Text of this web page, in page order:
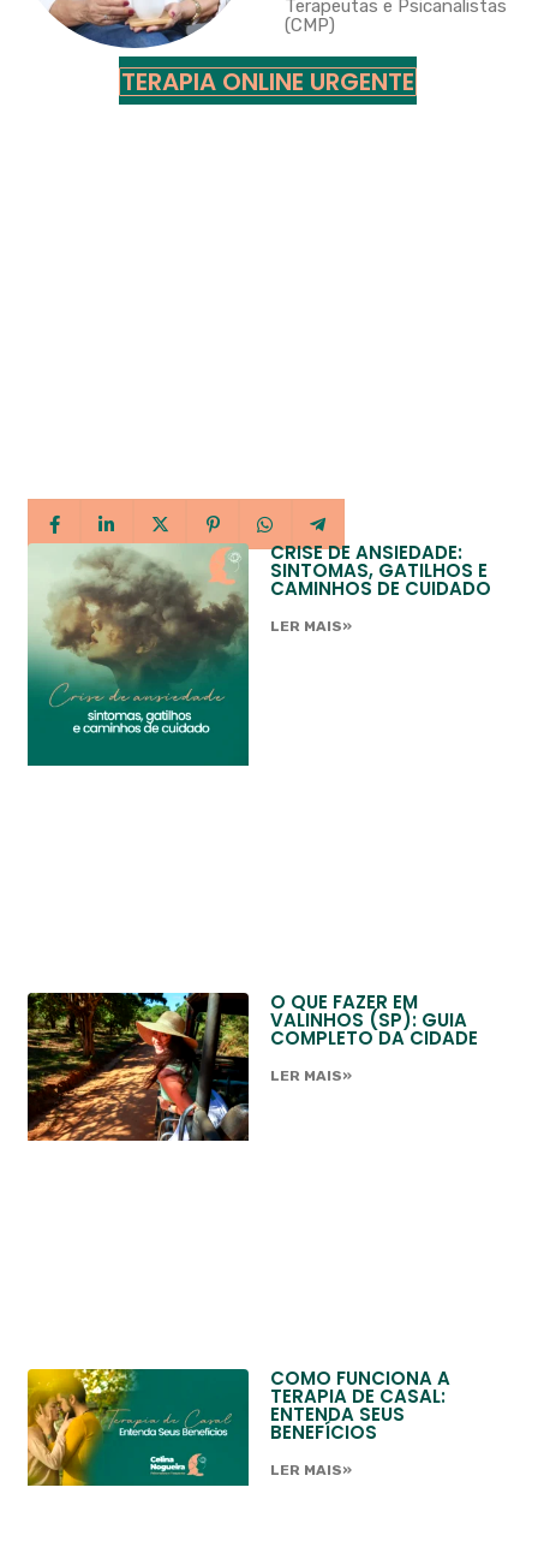
Terapeutas e Psicanalistas
(CMP)
TERAPIA ONLINE URGENTE
CRISE DE ANSIEDADE:
SINTOMAS, GATILHOS E
CAMINHOS DE CUIDADO
LER MAIS»
O QUE FAZER EM
VALINHOS (SP): GUIA
COMPLETO DA CIDADE
LER MAIS»
COMO FUNCIONA A
TERAPIA DE CASAL:
ENTENDA SEUS
BENEFÍCIOS
LER MAIS»